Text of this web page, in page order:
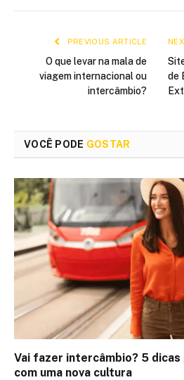
PREVIOUS ARTICLE
O que levar na mala de
viagem internacional ou
intercâmbio?
de
VOCÊ PODE GOSTAR
Vai fazer intercâmbio? 5
com uma nova cultura